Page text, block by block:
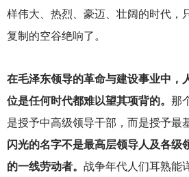
样伟大、热烈、豪迈、壮阔的时代，
复制的空谷绝响了。
在毛泽东领导的革命与建设事业中，
位是任何时代都难以望其项背的。 那
是授予中高级领导干部，而是授予最
闪光的名字不是最高层领导人及各级
的一线劳动者。 战争年代人们耳熟能